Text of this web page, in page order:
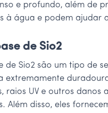
e profundo, além de
à água e podem ajudar
de Sio2
de Sio2 são um tipo de
raios UV e outros
Além disso, eles